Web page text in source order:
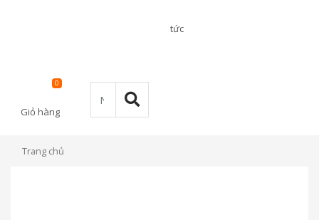
tức
Giỏ hàng
0
Trang chủ